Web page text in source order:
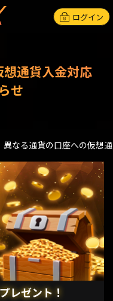
ログイン
通貨入金対応
せ
異なる通貨の口座への仮想
レゼント！